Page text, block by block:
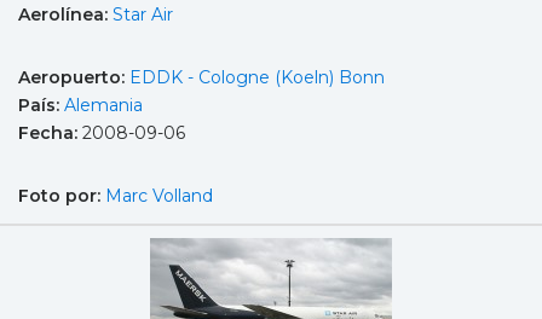
Aerolínea: Star Air
Aeropuerto: EDDK - Cologne (Koeln) Bonn
País: Alemania
Fecha: 2008-09-06
Foto por: Marc Volland